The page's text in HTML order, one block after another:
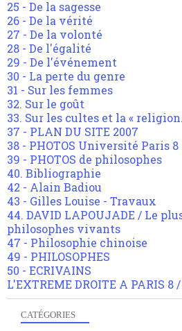
25 - De la sagesse
26 - De la vérité
27 - De la volonté
28 - De l'égalité
29 - De l'événement
30 - La perte du genre
31 - Sur les femmes
32. Sur le goût
33. Sur les cultes et la «
37 - PLAN DU SITE 2007
38 - PHOTOS Université Paris 8
39 - PHOTOS de philosophes
40. Bibliographie
42 - Alain Badiou
43 - Gilles Louise - Travaux
44. DAVID LAPOUJADE / Le
philosophes vivants
47 - Philosophie chinoise
49 - PHILOSOPHES
50 - ECRIVAINS
L'EXTREME DROITE A PARIS
CATÉGORIES